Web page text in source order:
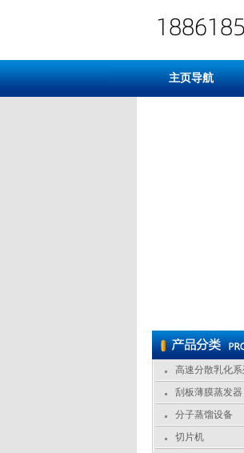
主页导航
高速分散乳化系
刮板薄膜蒸发器
分子蒸馏设备
切片机